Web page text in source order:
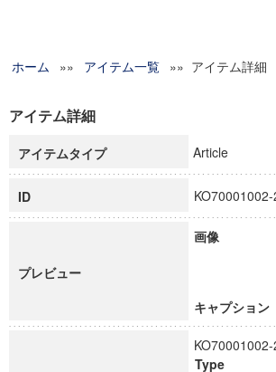
グローバルリサーチインスティテュート
科学研究費補助金研究成果報告書
慶應義塾大学グローバルCOEプログ
慶應義塾大学グローバルCOEプログ
博士課程教育リーディングプログラ
学術雑誌掲載論文等(8)
ホーム »» アイテム一覧 »» アイテム詳細
アイテム詳細
アイテムタイプ Article
ID
プレビュー
画像
キャプション
Type